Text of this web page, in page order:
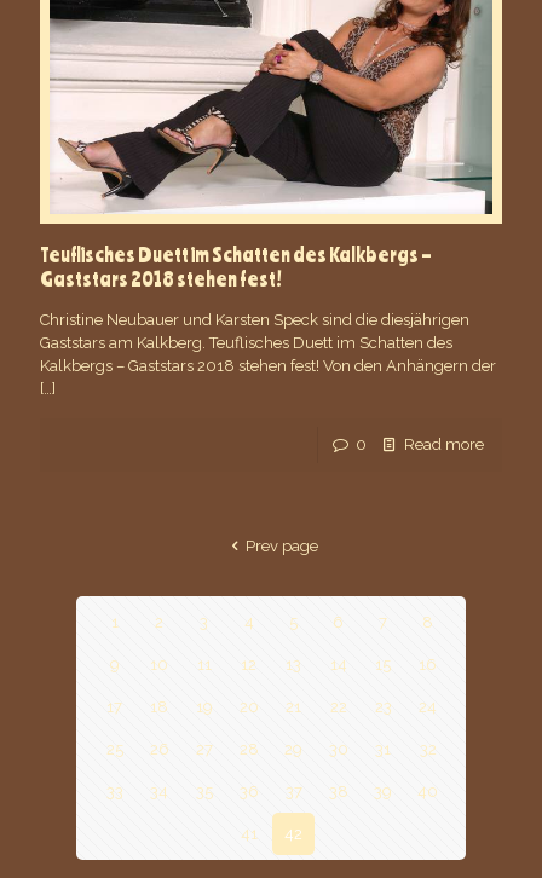
Teuflisches Duett im Schatten des Kalkbergs –
Gaststars 2018 stehen fest!
Christine Neubauer und Karsten Speck sind die diesjährigen
Gaststars am Kalkberg. Teuflisches Duett im Schatten des
Kalkbergs – Gaststars 2018 stehen fest! Von den Anhängern der
[…]
0 Read more
Prev page
1 2 3 4 5 6 7 8
9 10 11 12 13 14 15 16
17 18 19 20 21 22 23 24
25 26 27 28 29 30 31 32
33 34 35 36 37 38 39 40
41 42